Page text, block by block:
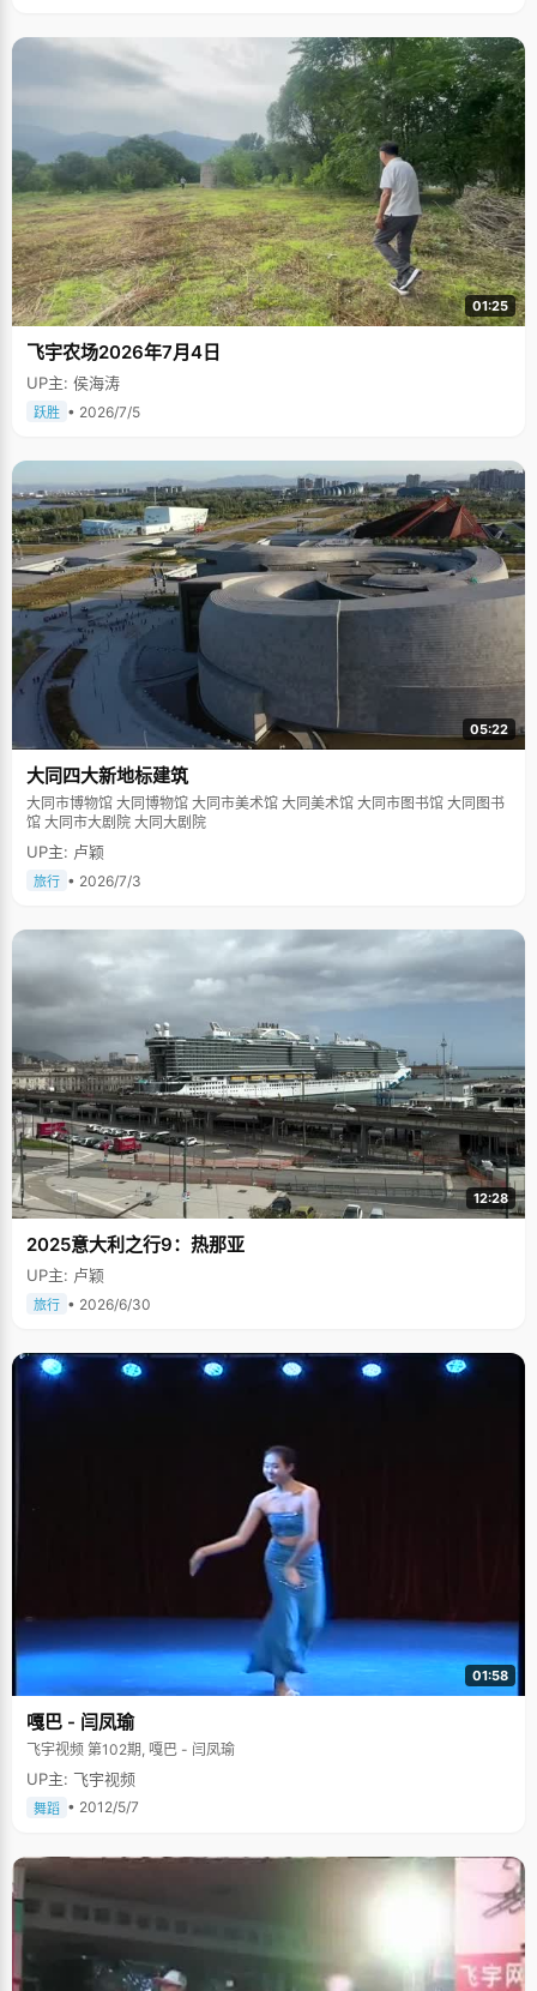
01:25
飞宇农场2026年7月4日
UP主: 侯海涛
跃胜 • 2026/7/5
05:22
大同四大新地标建筑
大同市博物馆 大同博物馆 大同市美术馆 大同美术馆 大同市图书馆 大同图书
馆 大同市大剧院 大同大剧院
UP主: 卢颖
旅行 • 2026/7/3
12:28
2025意大利之行9：热那亚
UP主: 卢颖
旅行 • 2026/6/30
01:58
嘎巴 - 闫凤瑜
飞宇视频 第102期, 嘎巴 - 闫凤瑜
UP主: 飞宇视频
舞蹈 • 2012/5/7